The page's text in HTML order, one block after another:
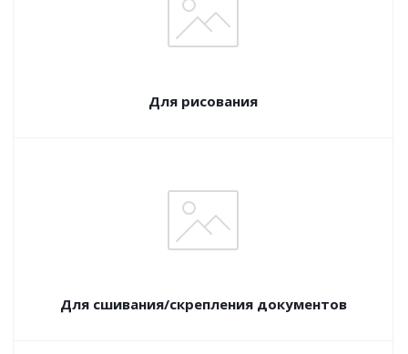
Для рисования
Для сшивания/скрепления документов